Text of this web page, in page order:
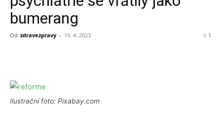
bumerang
Od zdravezpravy - 19. 4. 2023 1
Ilustrační foto: Pixabay.com